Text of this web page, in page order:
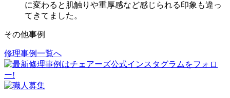
に変わると肌触りや重厚感など感じられる印象も違っ
てきてました。
その他事例
投
稿
ナ
修理事例一覧へ